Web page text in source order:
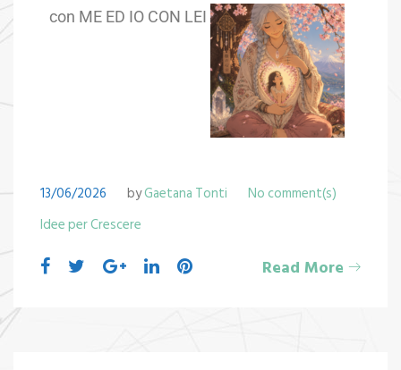
con ME ED IO CON LEI
13/06/2026 byGaetana Tonti
No comment(s)
Idee per Crescere
Read More